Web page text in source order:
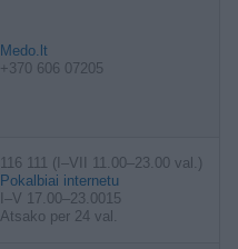
Medo.lt
+370 606 07205
116 111 (I–VII 11.00–23.00 val.)
Pokalbiai internetu
I–V 17.00–23.0015
Atsako per 24 val.